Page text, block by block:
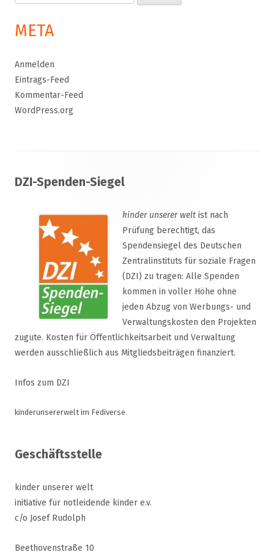
nach:
META
Anmelden
Eintrags-Feed
Kommentar-Feed
WordPress.org
Inhalt
DZI-Spenden-Siegel
kinder unserer welt ist nach
Prüfung berechtigt, das
Spendensiegel des Deutschen
Zentralinstituts für soziale Fragen
(DZI) zu tragen: Alle Spenden
kommen in voller Höhe ohne
jeden Abzug von Werbungs- und
Verwaltungskosten den Projekten
zugute. Kosten für Öffentlichkeitsarbeit und Verwaltung
werden ausschließlich aus Mitgliedsbeiträgen finanziert.
Infos zum DZI
kinderunsererwelt im Fediverse
Geschäftsstelle
kinder unserer welt
initiative für notleidende kinder e.v.
c/o Josef Rudolph
Beethovenstraße 10